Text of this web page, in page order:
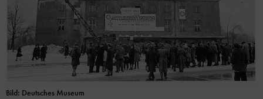
Bild: Deutsches Museum